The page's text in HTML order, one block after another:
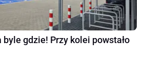
gdzie! Przy kolei powstało